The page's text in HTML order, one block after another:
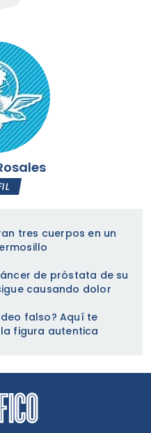
tres cuerpos en un
de próstata de su
causando dolor
falso? Aquí te
figura autentica